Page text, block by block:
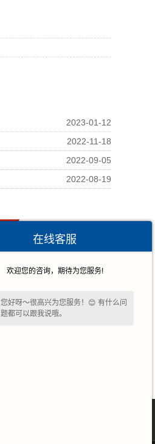
2023-01-12
2022-11-18
2022-09-05
2022-08-19
在线客服
欢迎您的咨询，期待为您服务!
您好呀～很高兴为您服务！😊 有什么问
题都可以跟我说哦。